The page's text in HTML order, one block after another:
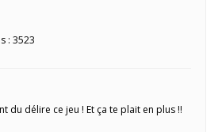
: 3523
du délire ce jeu ! Et ça te plait en plus !!